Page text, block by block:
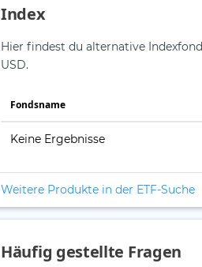
Index
Hier findest du alternative
USD.
Fonds­name
Keine Ergebnisse
Weitere Produkte in der ETF-Suche
Häufig gestellte Fragen